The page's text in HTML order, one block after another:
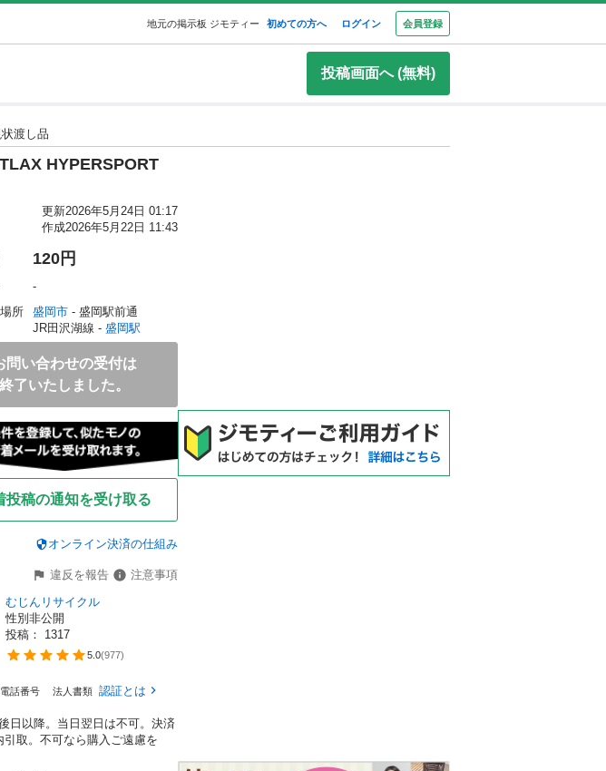
地元の掲示板 ジモティー 初めての方へ ログイン 会員登録
投稿画面へ (無料)
渡し品
HYPERSPORT
更新2026年5月24日 01:17
作成2026年5月22日 11:43
120円
-
所
盛岡市 - 盛岡駅前通
JR田沢湖線 - 盛岡駅
問い合わせの受付は
終了いたしました。
投稿の通知を受け取る
オンライン決済の仕組み
違反を報告
注意事項
むじんリサイクル
性別非公開
投稿： 1317
5.0(977)
電話番号 法人書類 認証とは
日以降。当日翌日は不可。決済
引取。不可なら購入ご遠慮を